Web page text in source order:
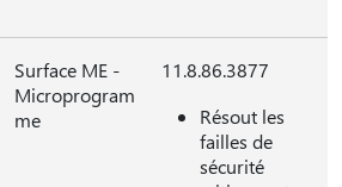
Surface ME -
Microprogram
me
11.8.86.3877
Résout les
failles de
sécurité